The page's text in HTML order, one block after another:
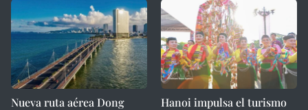
Nueva ruta aérea Dong
Hanoi impulsa el turismo